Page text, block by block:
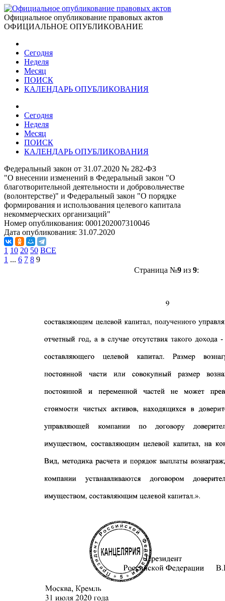
Официальное опубликование правовых актов
ОФИЦИАЛЬНОЕ ОПУБЛИКОВАНИЕ
Сегодня
Неделя
Месяц
ПОИСК
КАЛЕНДАРЬ ОПУБЛИКОВАНИЯ
Сегодня
Неделя
Месяц
ПОИСК
КАЛЕНДАРЬ ОПУБЛИКОВАНИЯ
Федеральный закон от 31.07.2020 № 282-ФЗ
"О внесении изменений в Федеральный закон "О
благотворительной деятельности и добровольчестве
(волонтерстве)" и Федеральный закон "О порядке
формирования и использования целевого капитала
некоммерческих организаций"
Номер опубликования: 0001202007310046
Дата опубликования: 31.07.2020
1 10 20 50 ВСЕ
1 ... 6 7 8 9
Страница №9из 9: